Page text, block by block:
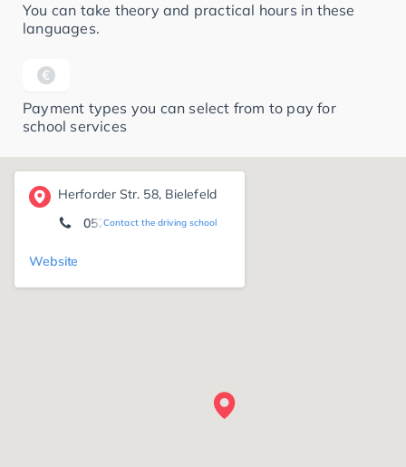
You can take theory and practical hours in these
languages.
Payment types you can select from to pay for
school services
Herforder Str. 58, Bielefeld
Contact the driving school
0521 52 89 08 38
Website